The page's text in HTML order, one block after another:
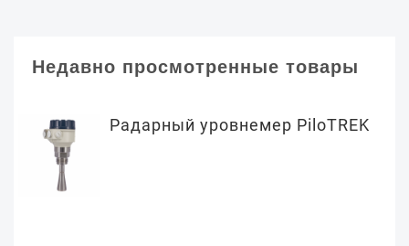
Недавно просмотренные товары
Радарный уровнемер PiloTREK